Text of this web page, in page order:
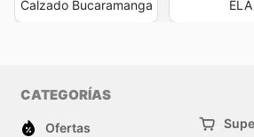
Calzado Bucaramanga ELA
CATEGORÍAS
Ofertas